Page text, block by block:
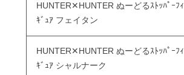
HUNTER✕HUNTER ぬーどるｽﾄｯﾊﾟｰﾌｨ
ｷﾞｭｱ フェイタン
HUNTER✕HUNTER ぬーどるｽﾄｯﾊﾟｰﾌｨ
ｷﾞｭｱ シャルナーク